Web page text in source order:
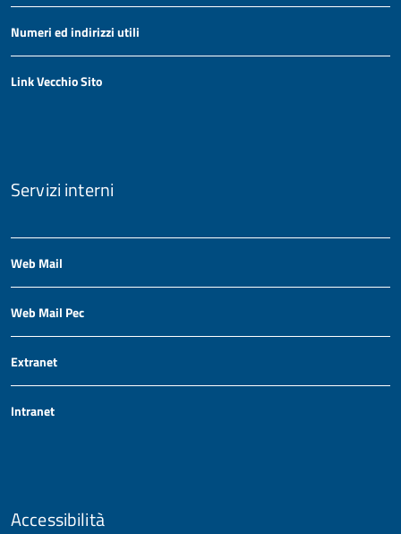
Numeri ed indirizzi utili
Link Vecchio Sito
Servizi interni
Web Mail
Web Mail Pec
Extranet
Intranet
Accessibilità